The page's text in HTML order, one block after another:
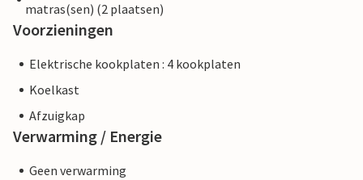
matras(sen) (2 plaatsen)
Voorzieningen
Elektrische kookplaten : 4 kookplaten
Koelkast
Afzuigkap
Verwarming / Energie
Geen verwarming